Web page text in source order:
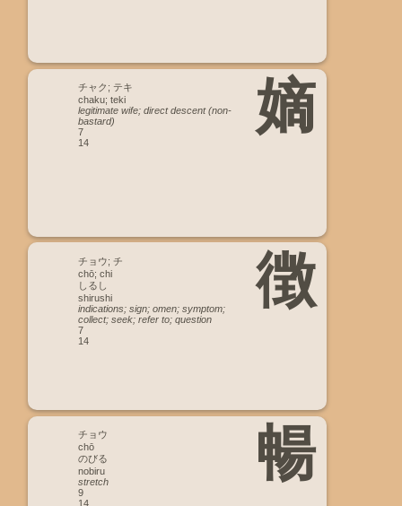
嫡
チャク; テキ
chaku; teki
legitimate wife; direct descent (non-
bastard)
7
14
徴
チョウ; チ
chō; chi
しるし
shirushi
indications; sign; omen; symptom;
collect; seek; refer to; question
7
14
暢
チョウ
chō
のびる
nobiru
stretch
9
14